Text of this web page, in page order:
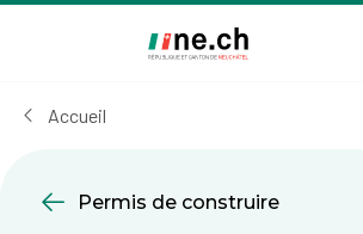
cookies
Accueil
Permis de construire